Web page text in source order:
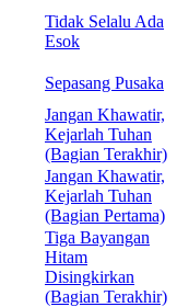
Tidak Selalu Ada
Esok
Sepasang Pusaka
Jangan Khawatir,
Kejarlah Tuhan
(Bagian Terakhir)
Jangan Khawatir,
Kejarlah Tuhan
(Bagian Pertama)
Tiga Bayangan
Hitam
Disingkirkan
(Bagian Terakhir)